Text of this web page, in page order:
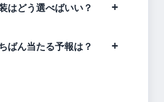
はどう選べばいい？
ばん当たる予報は？